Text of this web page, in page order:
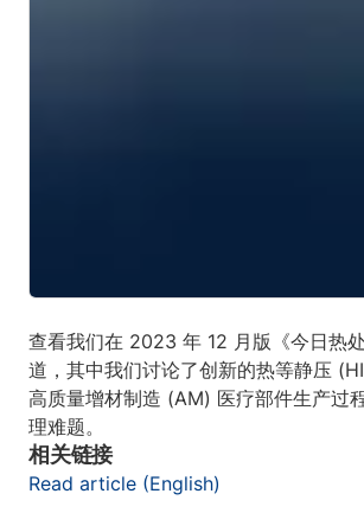
查看我们在 2023 年 12 月版《今日热
道，其中我们讨论了创新的热等静压
高质量增材制造 (AM) 医疗部件生产过
理难题。
相关链接
Read article (English)